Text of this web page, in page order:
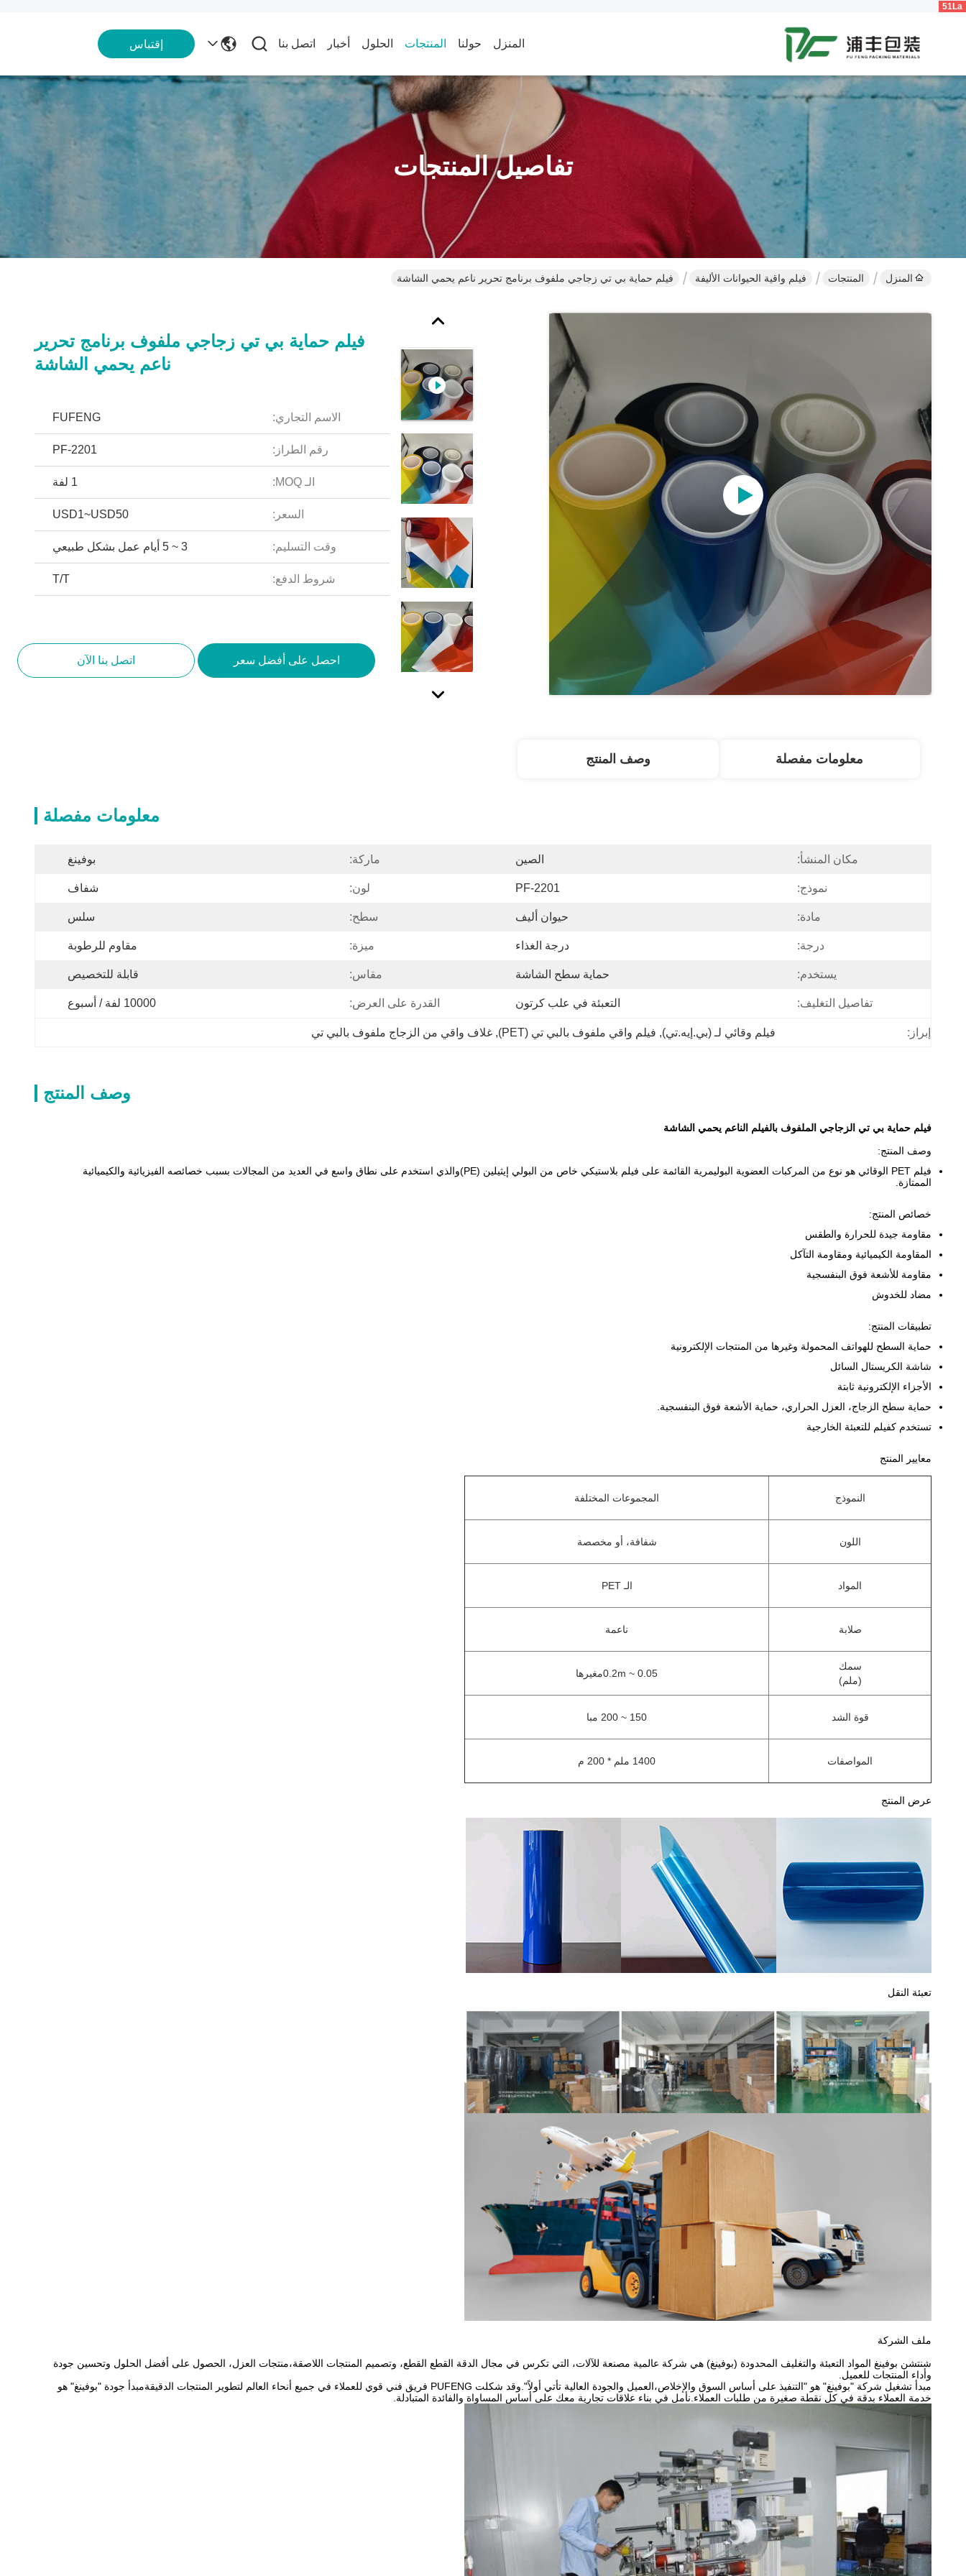
51La
المنزل حولنا المنتجات الحلول أخبار اتصل بنا إقتباس
تفاصيل المنتجات
المنزل المنتجات فيلم واقية الحيوانات الأليفة فيلم حماية بي تي زجاجي ملفوف برنامج تحرير ناعم يحمي الشاشة
فيلم حماية بي تي زجاجي ملفوف برنامج تحرير
ناعم يحمي الشاشة
الاسم التجاري: FUFENG
رقم الطراز: PF-2201
الـ MOQ: 1 لفة
السعر: USD1~USD50
وقت التسليم: 3 ~ 5 أيام عمل بشكل طبيعي
شروط الدفع: T/T
احصل على أفضل سعر اتصل بنا الآن
معلومات مفصلة وصف المنتج
معلومات مفصلة
مكان المنشأ: الصين ماركة: بوفينغ
نموذج: PF-2201 لون: شفاف
مادة: حيوان أليف سطح: سلس
درجة: درجة الغذاء ميزة: مقاوم للرطوبة
يستخدم: حماية سطح الشاشة مقاس: قابلة للتخصيص
تفاصيل التغليف: التعبئة في علب كرتون القدرة على العرض: 10000 لفة / أسبوع
إبراز: فيلم وقائي لـ (بي.إيه.تي), فيلم واقي ملفوف بالبي تي (PET) , غلاف واقي من الزجاج ملفوف بالبي تي
وصف المنتج
فيلم حماية بي تي الزجاجي الملفوف بالفيلم الناعم يحمي الشاشة
وصف المنتج:
فيلم PET الوقائي هو نوع من المركبات العضوية البوليمرية القائمة على فيلم بلاستيكي خاص من البولي إيثيلين (PE)والذي استخدم على نطاق واسع في العديد من المجالات بسبب خصائصه الفيزيائية والكيميائية
الممتازة.
خصائص المنتج:
مقاومة جيدة للحرارة والطقس
المقاومة الكيميائية ومقاومة التآكل
مقاومة للأشعة فوق البنفسجية
مضاد للخدوش
تطبيقات المنتج:
حماية السطح للهواتف المحمولة وغيرها من المنتجات الإلكترونية
شاشة الكريستال السائل
الأجزاء الإلكترونية ثابتة
حماية سطح الزجاج، العزل الحراري، حماية الأشعة فوق البنفسجية.
تستخدم كفيلم للتعبئة الخارجية
معايير المنتج
النموذج المجموعات المختلفة
اللون شفافة، أو مخصصة
المواد الـ PET
صلابة ناعمة
سمك
(ملم)
0.05 ~ 0.2m مغيرها
قوة الشد 150 ~ 200 مبا
المواصفات 1400 ملم * 200 م
عرض المنتج
تعبئة النقل
ملف الشركة
شنتشن بوفينغ المواد التعبئة والتغليف المحدودة (بوفينغ) هي شركة عالمية مصنعة للآلات، التي تكرس في مجال الدقة القطع القطع، وتصميم المنتجات اللاصقة،منتجات العزل، الحصول على أفضل الحلول وتحسين جودة
وأداء المنتجات للعميل.
مبدأ تشغيل شركة "بوفينغ" هو "التنفيذ على أساس السوق والإخلاص،العميل والجودة العالية تأتي أولاً".وقد شكلت PUFENG فريق فني قوي للعملاء في جميع أنحاء العالم لتطوير المنتجات الدقيقةمبدأ جودة "بوفينغ" هو
خدمة العملاء بدقة في كل نقطة صغيرة من طلبات العملاء.نأمل في بناء علاقات تجارية معك على أساس المساواة والفائدة المتبادلة.